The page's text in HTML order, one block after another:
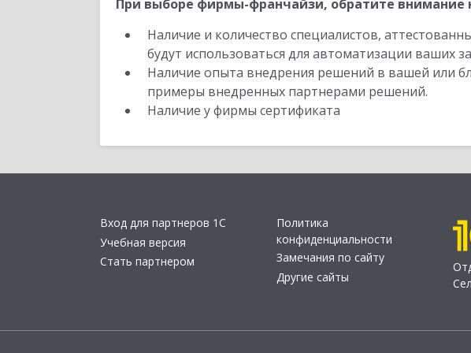
При выборе фирмы-франчайзи, обратите внимание
Наличие и количество специалистов,
будут использоваться для автоматизации ваших
Наличие опыта внедрения решений в вашей или
примеры внедренных партнерами решений.
Наличие у фирмы сертификата
Вход для партнеров 1С
Учебная версия
Стать партнером
Политика
конфиденциальности
Замечания по сайту
Другие сайты